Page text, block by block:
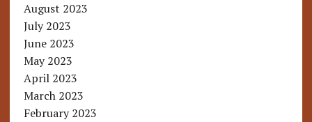
August 2023
July 2023
June 2023
May 2023
April 2023
March 2023
February 2023